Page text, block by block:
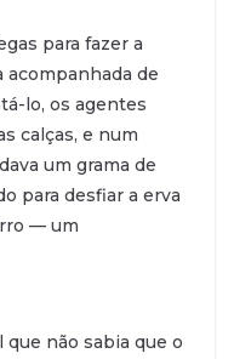
para fazer a
acompanhada de
lo, os agentes
calças, e num
um grama de
para desfiar a erva
— um
que não sabia que o